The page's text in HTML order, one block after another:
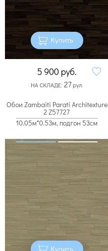
Купить
5 900 руб.
НА СКЛАДЕ: 27рул.
Обои Zambaiti Parati Architexture
2 Z57727
10.05м*0.53м, подгон 53см
Купить